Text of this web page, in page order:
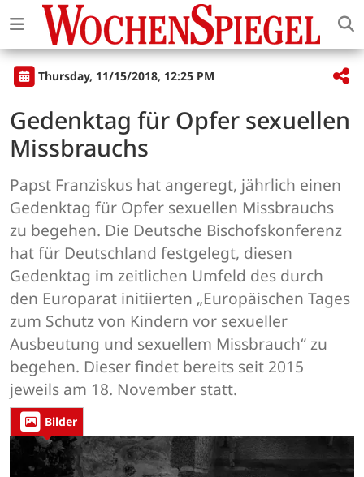
Thursday, 11/15/2018, 12:25 PM
Gedenktag für Opfer sexuellen
Missbrauchs
Papst Franziskus hat angeregt, jährlich einen
Gedenktag für Opfer sexuellen Missbrauchs
zu begehen. Die Deutsche Bischofskonferenz
hat für Deutschland festgelegt, diesen
Gedenktag im zeitlichen Umfeld des durch
den Europarat initiierten „Europäischen Tages
zum Schutz von Kindern vor sexueller
Ausbeutung und sexuellem Missbrauch“ zu
begehen. Dieser findet bereits seit 2015
jeweils am 18. November statt.
Bilder